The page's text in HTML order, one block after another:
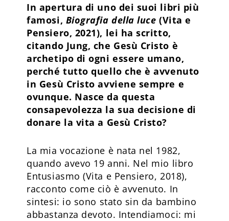
In apertura di uno dei suoi libri più
famosi, Biografia della luce (Vita e
Pensiero, 2021), lei ha scritto,
citando Jung, che Gesù Cristo è
archetipo di ogni essere umano,
perché tutto quello che è avvenuto
in Gesù Cristo avviene sempre e
ovunque. Nasce da questa
consapevolezza la sua decisione di
donare la vita a Gesù Cristo?
La mia vocazione è nata nel 1982,
quando avevo 19 anni. Nel mio libro
Entusiasmo (Vita e Pensiero, 2018),
racconto come ciò è avvenuto. In
sintesi: io sono stato sin da bambino
abbastanza devoto. Intendiamoci: mi